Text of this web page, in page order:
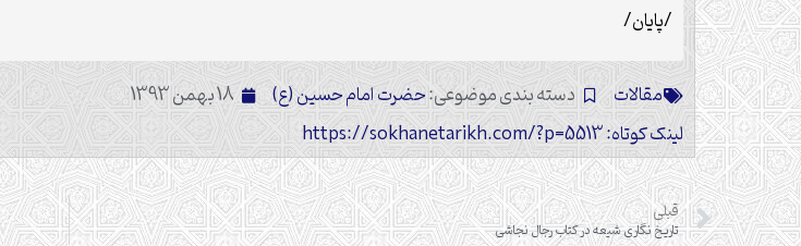
/پایان/
مقالات دسته بندی موضوعی:حضرت امام حسین (ع)
18 بهمن 1393
لینک کوتاه: https://sokhanetarikh.com/?p=5513
قبلی
تاریخ نگاری شیعه در کتاب رجال نجاشی